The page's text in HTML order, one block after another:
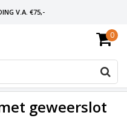
V.A. €75,-
VOLGENDE DAG OP SLOT! 0
geweerslot